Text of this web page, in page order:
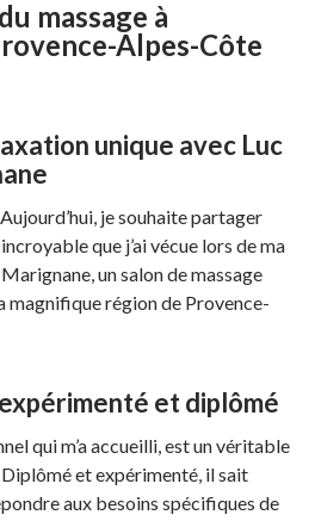
massage à
Alpes-Côte
unique avec Luc
je souhaite partager
que j’ai vécue lors de ma
un salon de massage
magnifique région de Provence-
et diplômé
qui m’a accueilli, est un véritable
et expérimenté, il sait
aux besoins spécifiques de